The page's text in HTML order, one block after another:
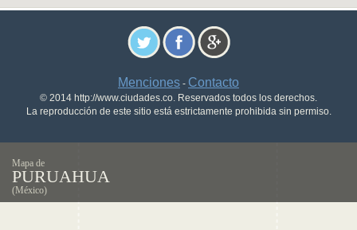
Menciones - Contacto
© 2014 http://www.ciudades.co. Reservados todos los derechos.
La reproducción de este sitio está estrictamente prohibida sin permiso.
Mapa de
PURUAHUA
(México)